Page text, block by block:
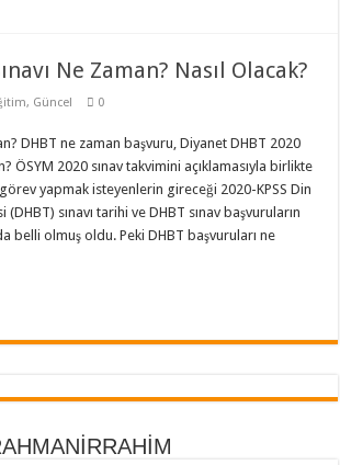
Ne Zaman? Nasıl Olacak?
, Güncel 0
DHBT ne zaman başvuru, Diyanet DHBT 2020
ÖSYM 2020 sınav takvimini açıklamasıyla birlikte
yapmak isteyenlerin gireceği 2020-KPSS Din
sınavı tarihi ve DHBT sınav başvuruların
belli olmuş oldu. Peki DHBT başvuruları ne